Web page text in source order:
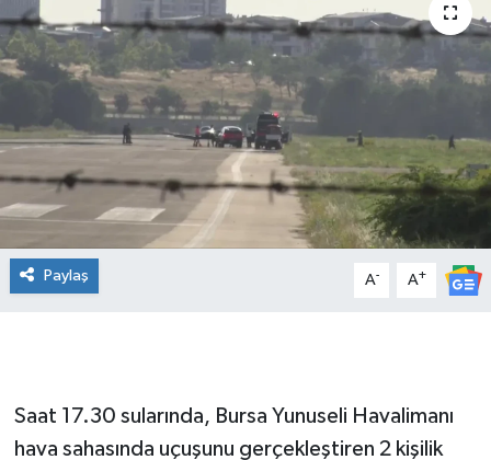
Paylaş A- A+
Saat 17.30 sularında, Bursa Yunuseli Havalimanı
hava sahasında uçuşunu gerçekleştiren 2 kişilik